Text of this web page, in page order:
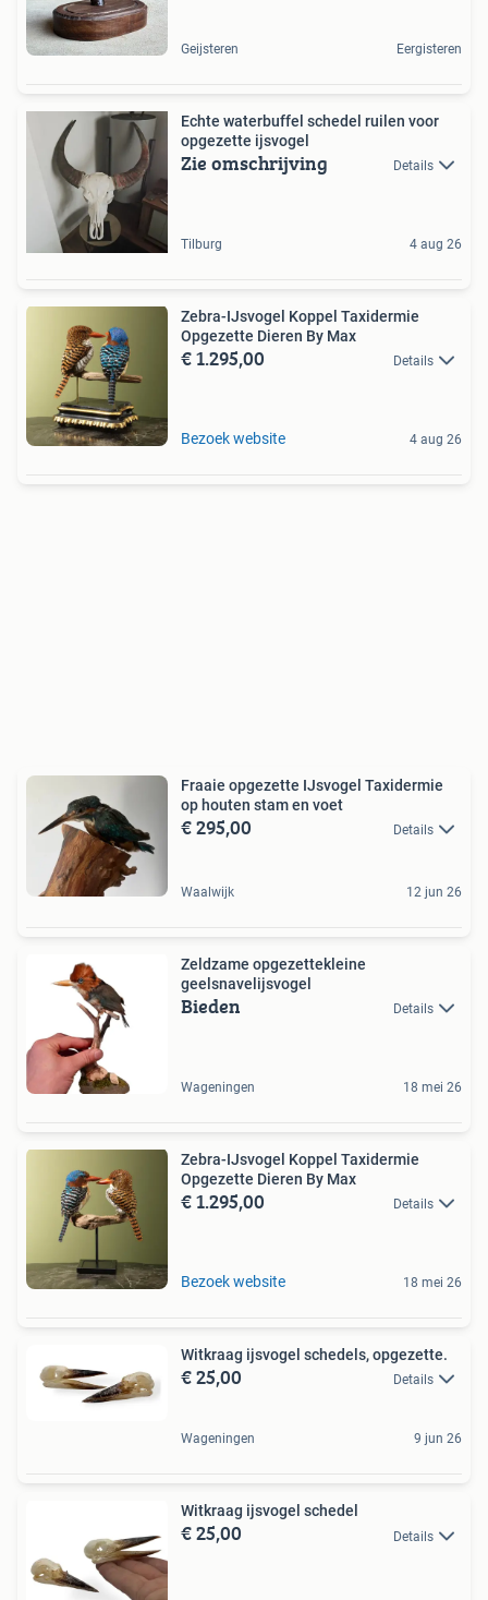
Geijsteren Eergisteren
Echte waterbuffel schedel ruilen voor
opgezette ijsvogel
Zie omschrijving Details
Tilburg 4 aug 26
Zebra-IJsvogel Koppel Taxidermie
Opgezette Dieren By Max
€ 1.295,00 Details
Bezoek website 4 aug 26
Fraaie opgezette IJsvogel Taxidermie
op houten stam en voet
€ 295,00 Details
Waalwijk 12 jun 26
Zeldzame opgezettekleine
geelsnavelijsvogel
Bieden Details
Wageningen 18 mei 26
Zebra-IJsvogel Koppel Taxidermie
Opgezette Dieren By Max
€ 1.295,00 Details
Bezoek website 18 mei 26
Witkraag ijsvogel schedels, opgezette.
€ 25,00 Details
Wageningen 9 jun 26
Witkraag ijsvogel schedel
€ 25,00 Details